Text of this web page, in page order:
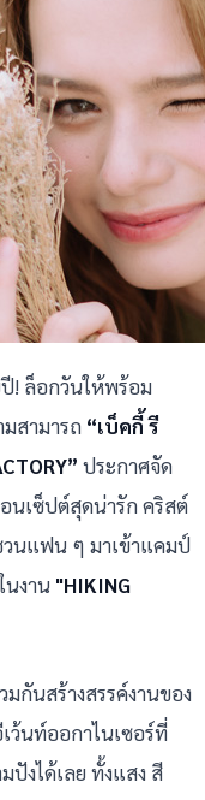
! ล็อกวันให้พร้อม
สามารถ “เบ็คกี้ รี
ประกาศจัด
นเซ็ปต์สุดน่ารัก คริสต์
นแฟน ๆ มาเข้าแคมป์
นงาน "HIKING
กันสร้างสรรค์งานของ
ว้นท์ออกาไนเซอร์ที่
งได้เลย ทั้งแสง สี